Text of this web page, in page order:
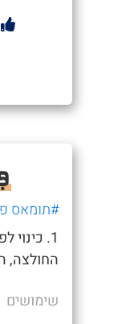
#תומאס
1.
החולצה,
שימושים